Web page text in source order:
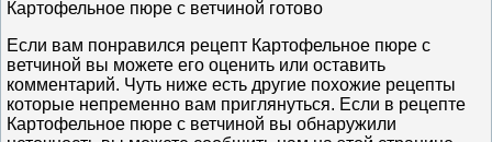
Картофельное пюре с ветчиной готово
Если вам понравился рецепт Картофельное пюре с
ветчиной вы можете его оценить или оставить
комментарий. Чуть ниже есть другие похожие рецепты
которые непременно вам приглянуться. Если в рецепте
Картофельное пюре с ветчиной вы обнаружили